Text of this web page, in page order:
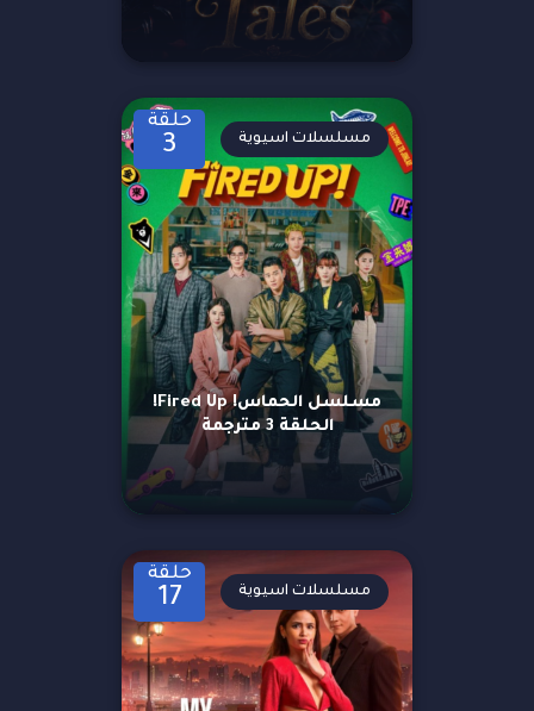
حلقة
3
مسلسل الحماس! Fired Up!
الحلقة 3 مترجمة
مسلسلات اسيوية
حلقة
17 مسلسلات اسيوية